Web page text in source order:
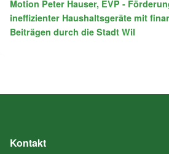
Motion Peter Hauser, EVP -
ineffizienter Haushaltsgeräte mit
Beiträgen durch die Stadt Wil
Kontakt